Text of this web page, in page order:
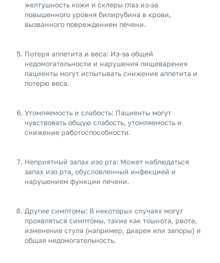
желтушность кожи и склеры глаз из-за
повышенного уровня билирубина в крови,
вызванного повреждением печени.
Потеря аппетита и веса: Из-за общей
недомогательности и нарушения пищеварения
пациенты могут испытывать снижение аппетита и
потерю веса.
Утомляемость и слабость: Пациенты могут
чувствовать общую слабость, утомляемость и
снижение работоспособности.
Неприятный запах изо рта: Может наблюдаться
запах изо рта, обусловленный инфекцией и
нарушением функции печени.
Другие симптомы: В некоторых случаях могут
проявляться симптомы, такие как тошнота, рвота,
изменение стула (например, диарея или запоры) и
общая недомогательность.